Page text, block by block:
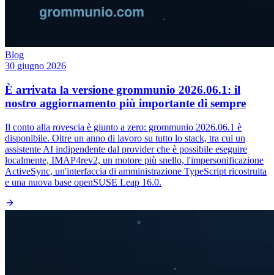
Blog
30 giugno 2026
È arrivata la versione grommunio 2026.06.1: il
nostro aggiornamento più importante di sempre
Il conto alla rovescia è giunto a zero: grommunio 2026.06.1 è
disponibile. Oltre un anno di lavoro su tutto lo stack, tra cui un
assistente AI indipendente dal provider che è possibile eseguire
localmente, IMAP4rev2, un motore più snello, l'impersonificazione
ActiveSync, un'interfaccia di amministrazione TypeScript ricostruita
e una nuova base openSUSE Leap 16.0.